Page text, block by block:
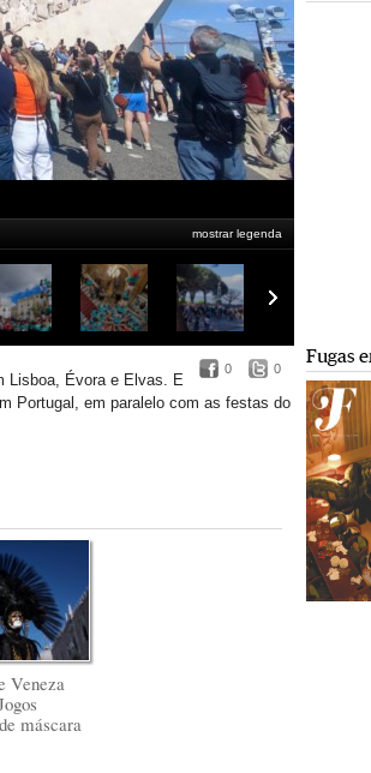
mostrar legenda
0 0
Lisboa, Évora e Elvas. E
Portugal, em paralelo com as festas do
Veneza
máscara
Fugas